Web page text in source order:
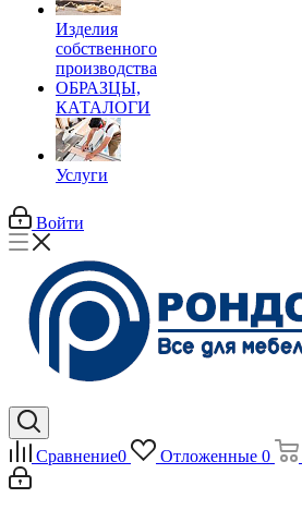
Изделия
собственного
производства
ОБРАЗЦЫ,
КАТАЛОГИ
Услуги
Войти
Сравнение0 Отложенные 0